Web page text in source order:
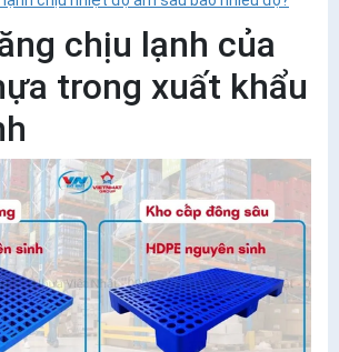
chịu lạnh của
trong xuất khẩu